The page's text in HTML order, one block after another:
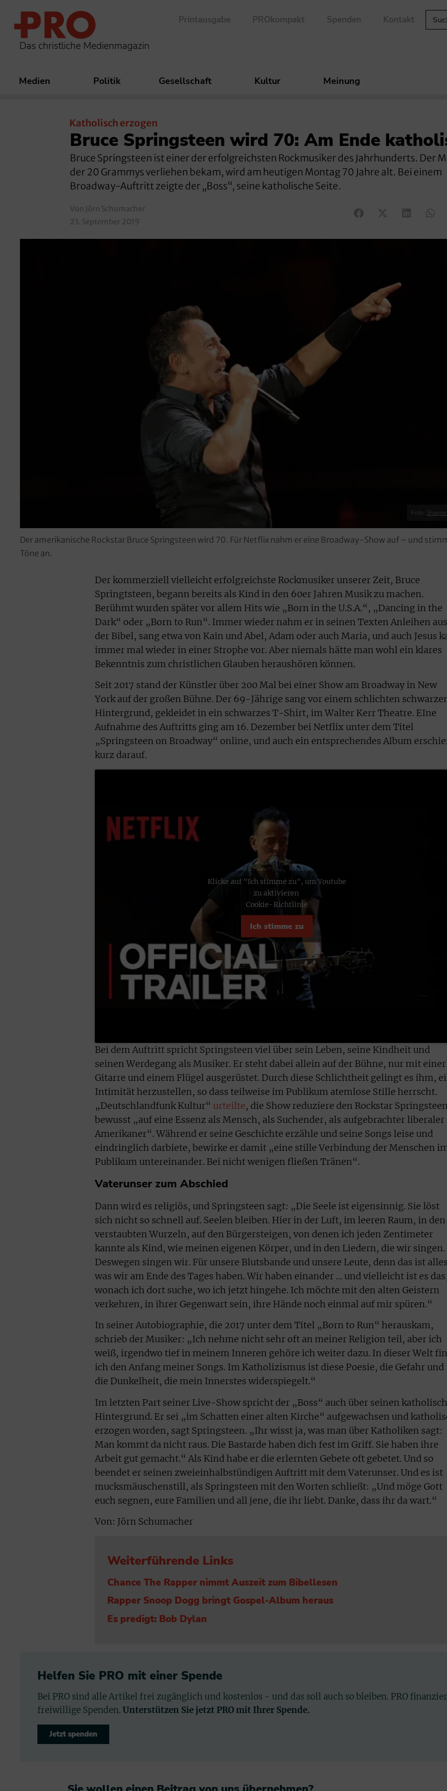
Das christliche Medienmagazin
Printausgabe PROkompakt Spenden Kontakt
Medien Politik Gesellschaft Kultur Meinung
Katholisch erzogen
Bruce Springsteen wird 70: Am Ende
Bruce Springsteen ist einer der erfolgreichsten Rockmusiker des Jahrhunderts. Der
der 20 Grammys verliehen bekam, wird am heutigen Montag 70 Jahre alt. Bei einem
Broadway-Auftritt zeigte der „Boss“, seine katholische Seite.
Von Jörn Schumacher
23. September 2019
Foto:
Der amerikanische Rockstar Bruce Springsteen wird 70. Für Netflix nahm er eine Broadway-Show auf – und
Töne an.
Der kommerziell vielleicht erfolgreichste Rockmusiker unserer Zeit, Bruce
Springtsteen, begann bereits als Kind in den 60er Jahren Musik zu machen.
Berühmt wurden später vor allem Hits wie „Born in the U.S.A.“, „Dancing in the
Dark“ oder „Born to Run“. Immer wieder nahm er in seinen Texten Anleihen aus
der Bibel, sang etwa von Kain und Abel, Adam oder auch Maria, und auch Jesus
immer mal wieder in einer Strophe vor. Aber niemals hätte man wohl ein klares
Bekenntnis zum christlichen Glauben heraushören können.
Seit 2017 stand der Künstler über 200 Mal bei einer Show am Broadway in New
York auf der großen Bühne. Der 69-Jährige sang vor einem schlichten
Hintergrund, gekleidet in ein schwarzes T-Shirt, im Walter Kerr Theatre. EIne
Aufnahme des Auftritts ging am 16. Dezember bei Netflix unter dem Titel
„Springsteen on Broadway“ online, und auch ein entsprechendes Album
kurz darauf.
Klicke auf "Ich stimme zu", um Youtube
zu aktivieren
Cookie-Richtlinie
Ich stimme zu
Bei dem Auftritt spricht Springsteen viel über sein Leben, seine Kindheit und
seinen Werdegang als Musiker. Er steht dabei allein auf der Bühne, nur mit einer
Gitarre und einem Flügel ausgerüstet. Durch diese Schlichtheit gelingt es ihm,
Intimität herzustellen, so dass teilweise im Publikum atemlose Stille herrscht.
„Deutschlandfunk Kultur“ urteilte, die Show reduziere den Rockstar
bewusst „auf eine Essenz als Mensch, als Suchender, als aufgebrachter liberaler
Amerikaner“. Während er seine Geschichte erzähle und seine Songs leise und
eindringlich darbiete, bewirke er damit „eine stille Verbindung der Menschen
Publikum untereinander. Bei nicht wenigen fließen Tränen“.
Vaterunser zum Abschied
Dann wird es religiös, und Springsteen sagt: „Die Seele ist eigensinnig. Sie löst
sich nicht so schnell auf. Seelen bleiben. Hier in der Luft, im leeren Raum, in den
verstaubten Wurzeln, auf den Bürgersteigen, von denen ich jeden Zentimeter
kannte als Kind, wie meinen eigenen Körper, und in den Liedern, die wir singen.
Deswegen singen wir. Für unsere Blutsbande und unsere Leute, denn das ist
was wir am Ende des Tages haben. Wir haben einander … und vielleicht ist es
wonach ich dort suche, wo ich jetzt hingehe. Ich möchte mit den alten Geistern
verkehren, in ihrer Gegenwart sein, ihre Hände noch einmal auf mir spüren.“
In seiner Autobiographie, die 2017 unter dem Titel „Born to Run“ herauskam,
schrieb der Musiker: „Ich nehme nicht sehr oft an meiner Religion teil, aber ich
weiß, irgendwo tief in meinem Inneren gehöre ich weiter dazu. In dieser Welt
ich den Anfang meiner Songs. Im Katholizismus ist diese Poesie, die Gefahr und
die Dunkelheit, die mein Innerstes widerspiegelt.“
Im letzten Part seiner Live-Show spricht der „Boss“ auch über seinen
Hintergrund. Er sei „im Schatten einer alten Kirche“ aufgewachsen und
erzogen worden, sagt Springsteen. „Ihr wisst ja, was man über Katholiken sagt:
Man kommt da nicht raus. Die Bastarde haben dich fest im Griff. Sie haben ihre
Arbeit gut gemacht.“ Als Kind habe er die erlernten Gebete oft gebetet. Und so
beendet er seinen zweieinhalbstündigen Auftritt mit dem Vaterunser. Und es ist
mucksmäuschenstill, als Springsteen mit den Worten schließt: „Und möge Gott
euch segnen, eure Familien und all jene, die ihr liebt. Danke, dass ihr da wart.“
Von: Jörn Schumacher
Weiterführende Links
Chance The Rapper nimmt Auszeit zum Bibellesen
Rapper Snoop Dogg bringt Gospel-Album heraus
Es predigt: Bob Dylan
Helfen Sie PRO mit einer Spende
Bei PRO sind alle Artikel frei zugänglich und kostenlos - und das soll auch so bleiben. PRO
freiwillige Spenden. Unterstützen Sie jetzt PRO mit Ihrer Spende.
Jetzt spenden